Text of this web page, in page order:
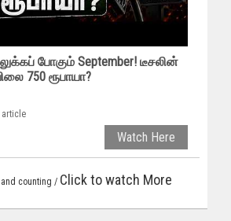
போகும் September! டீசலின்
750 ரூபாயா?
article
Watch Here
counting / Click to watch More